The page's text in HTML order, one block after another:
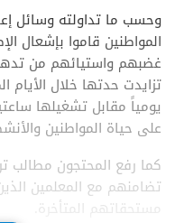
وحسب ما تداولته وسائل
المواطنين قاموا بإشعال
غضبهم واستيائهم من
يومياً مقابل تشغيلها
على حياة المواطنين
كما رفع المحتجون مطالب
تضامنهم مع المعلمين
مستحقاتهم المتأخرة.